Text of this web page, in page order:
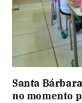
Santa
no momento